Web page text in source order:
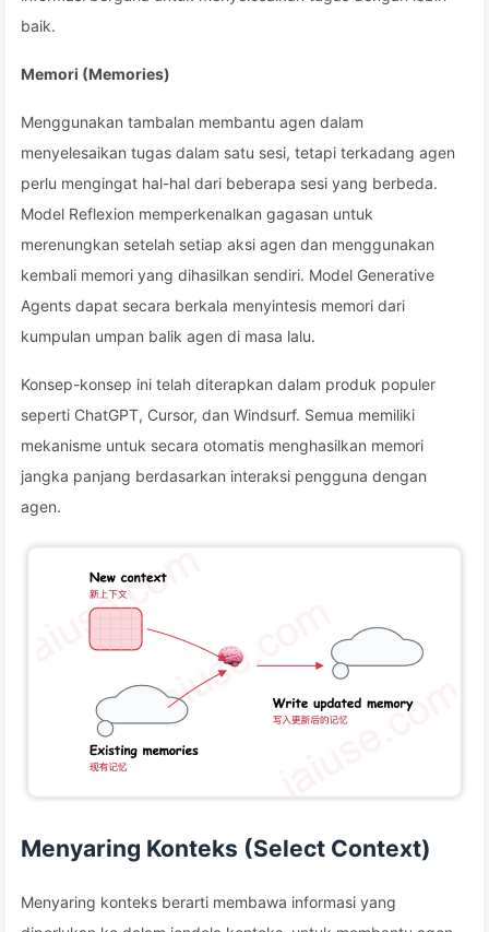
baik.
Memori (Memories)
Menggunakan tambalan membantu agen dalam
menyelesaikan tugas dalam satu sesi, tetapi terkadang agen
perlu mengingat hal-hal dari beberapa sesi yang berbeda.
Model Reflexion memperkenalkan gagasan untuk
merenungkan setelah setiap aksi agen dan menggunakan
kembali memori yang dihasilkan sendiri. Model Generative
Agents dapat secara berkala menyintesis memori dari
kumpulan umpan balik agen di masa lalu.
Konsep-konsep ini telah diterapkan dalam produk populer
seperti ChatGPT, Cursor, dan Windsurf. Semua memiliki
mekanisme untuk secara otomatis menghasilkan memori
jangka panjang berdasarkan interaksi pengguna dengan
agen.
Menyaring Konteks (Select Context)
Menyaring konteks berarti membawa informasi yang